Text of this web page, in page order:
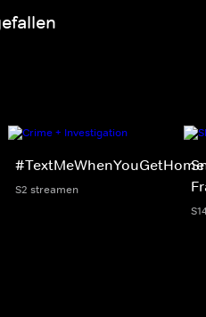
#TextMeWhenYouGetHome
S2 streamen